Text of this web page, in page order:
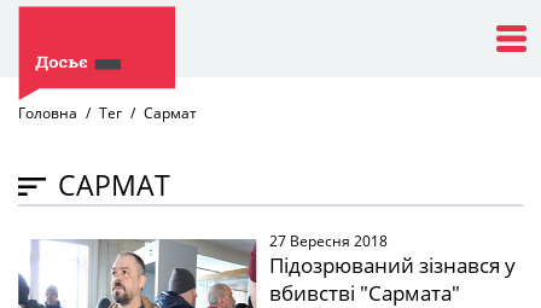
Головна Тег Сармат
САРМАТ
27 Вересня 2018
Підозрюваний зізнався у
вбивстві "Сармата"